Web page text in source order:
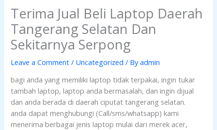
Terima Jual Beli Laptop Daerah
Tangerang Selatan Dan
Sekitarnya Serpong
Leave a Comment / Uncategorized / Byadmin
bagi anda yang memiliki laptop tidak terpakai, ingin tukar
tambah laptop, laptop anda bermasalah, dan ingin dijual
dan anda berada di daerah ciputat tangerang selatan.
anda dapat menghubungi (Call/sms/whatsapp) kami
menerima berbagai jenis laptop mulai dari merek acer,